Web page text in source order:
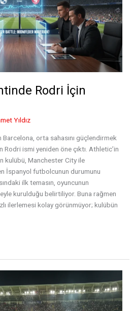
Rodri İçin
Yıldız
orta sahasını güçlendirmek
Rodri ismi yeniden öne çıktı. Athletic’in
kulübü, Manchester City ile
İspanyol futbolcunun durumunu
ilk temasın, oyuncunun
kurulduğu belirtiliyor. Buna rağmen
ilerlemesi kolay görünmüyor; kulübün